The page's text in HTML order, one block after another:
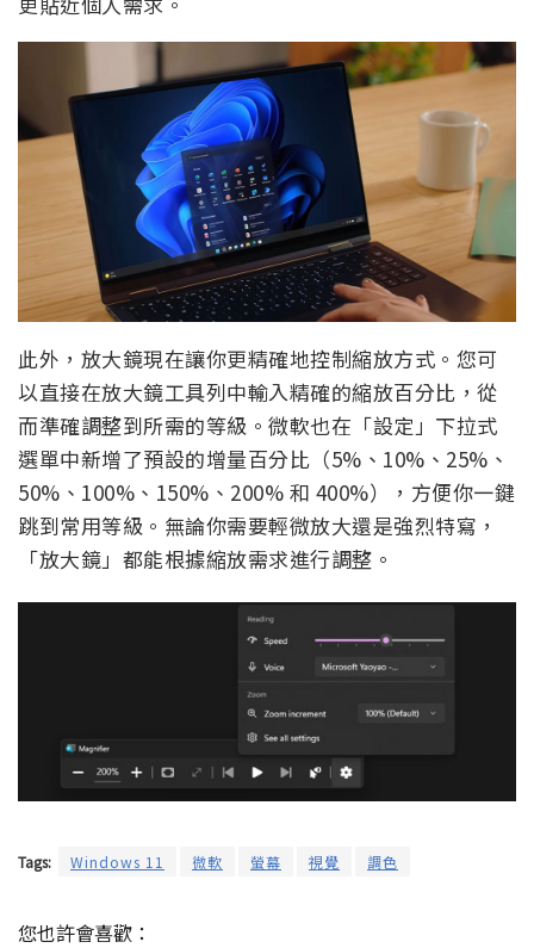
此外，放大鏡現在讓你更精確地控制縮放方式。您可
以直接在放大鏡工具列中輸入精確的縮放百分比，從
而準確調整到所需的等級。微軟也在「設定」下拉式
選單中新增了預設的增量百分比（5%、10%、25%、
50%、100%、150%、200% 和 400%），方便你一鍵
跳到常用等級。無論你需要輕微放大還是強烈特寫，
「放大鏡」都能根據縮放需求進行調整。
Tags: Windows 11 微軟 螢幕 視覺 調色
您也許會喜歡：